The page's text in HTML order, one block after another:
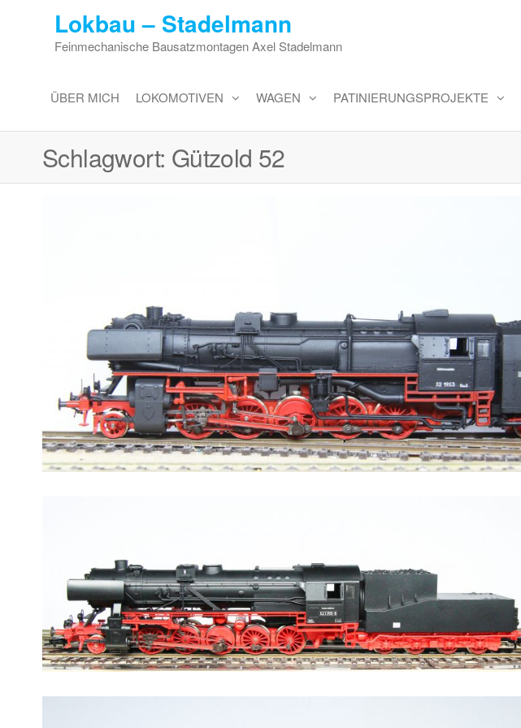
Lokbau – Stadelmann
Feinmechanische Bausatzmontagen Axel Stadelmann
ÜBER MICH LOKOMOTIVEN WAGEN PATINIERUNGSPROJEKTE
Schlagwort: Gützold 52